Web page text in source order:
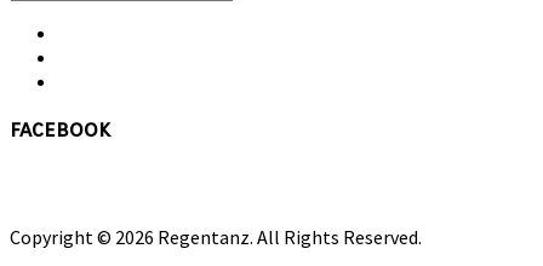
facebook
Copyright © 2026 Regentanz. All Rights Reserved.